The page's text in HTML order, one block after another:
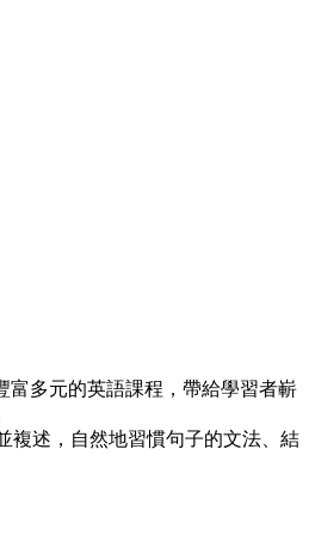
富多元的英語課程，帶給學習者嶄
複述，自然地習慣句子的文法、結